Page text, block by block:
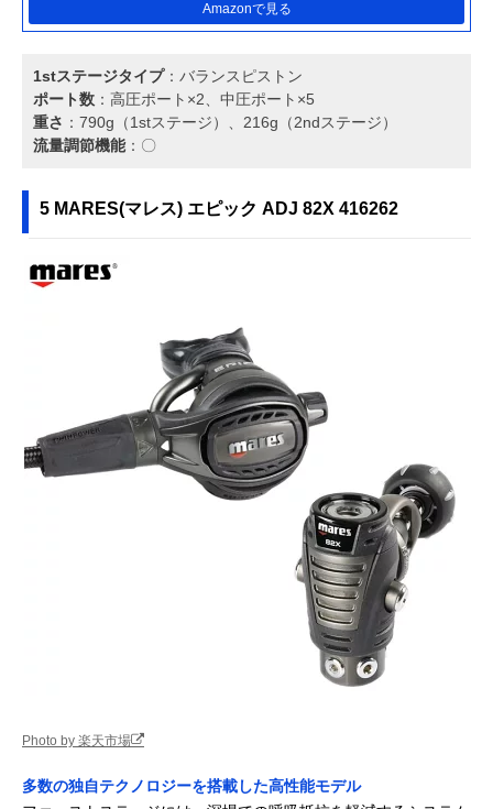
Amazonで見る
1stステージタイプ：バランスピストン
ポート数 ：高圧ポート×2、中圧ポート×5
重さ ：790g（1stステージ）、216g（2ndステージ）
流量調節機能：〇
5 MARES(マレス) エピック ADJ 82X 416262
Photo by 楽天市場
多数の独自テクノロジーを搭載した高性能モデル